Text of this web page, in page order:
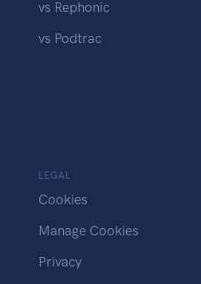
vs Rephonic
vs Podtrac
LEGAL
Cookies
Manage Cookies
Privacy